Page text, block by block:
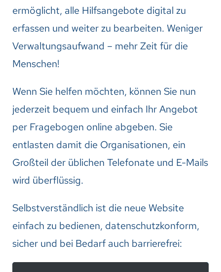
ermöglicht, alle Hilfsangebote digital zu
erfassen und weiter zu bearbeiten. Weniger
Verwaltungsaufwand – mehr Zeit für die
Menschen!
Wenn Sie helfen möchten, können Sie nun
jederzeit bequem und einfach Ihr Angebot
per Fragebogen online abgeben. Sie
entlasten damit die Organisationen, ein
Großteil der üblichen Telefonate und E-Mails
wird überflüssig.
Selbstverständlich ist die neue Website
einfach zu bedienen, datenschutzkonform,
sicher und bei Bedarf auch barrierefrei: